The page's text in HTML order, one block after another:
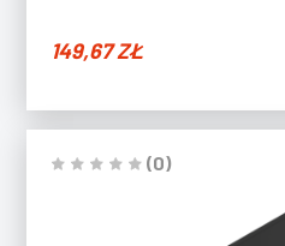
149,67ZŁ
(0)